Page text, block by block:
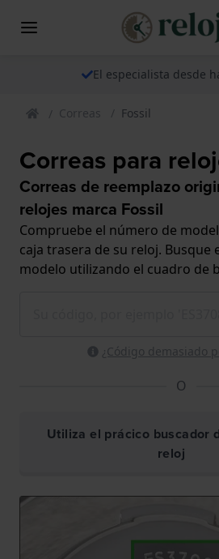
El especialista desde
Correas Fossil
Correas para
Correas de reemplazo
relojes marca Fossil
Compruebe el número de
caja trasera de su reloj. Busque
modelo utilizando el cuadro de
¿Código demasiado
O
Utiliza el prácico buscador
reloj